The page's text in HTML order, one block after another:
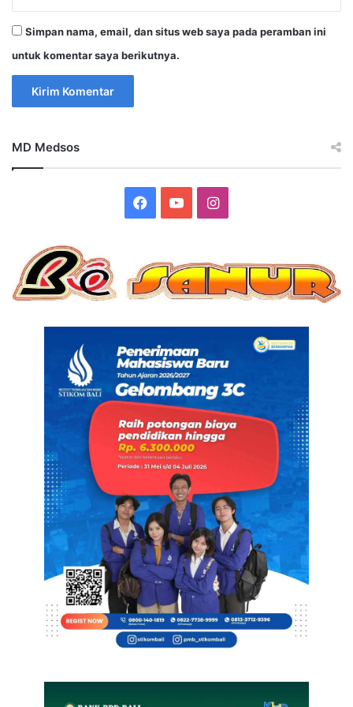
Simpan nama, email, dan situs web saya pada peramban ini
untuk komentar saya berikutnya.
MD Medsos
Facebook
YouTubeInstagram